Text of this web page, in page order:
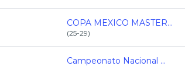
COPA MEXICO MASTERS C.C.
(25-29)
Campeonato Nacional Master C.C. 2025